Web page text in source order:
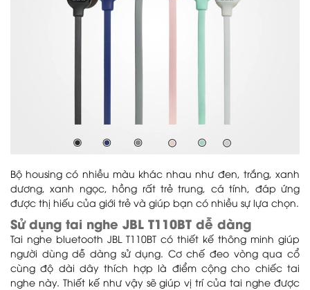
Bộ housing có nhiều màu khác nhau như đen, trắng, xanh
dương, xanh ngọc, hồng rất trẻ trung, cá tính, đáp ứng
được thị hiếu của giới trẻ và giúp bạn có nhiều sự lựa chọn.
Sử dụng tai nghe JBL T110BT dễ dàng
Tai nghe bluetooth JBL T110BT có thiết kế thông minh giúp
người dùng dễ dàng sử dụng. Cơ chế đeo vòng qua cổ
cùng độ dài dây thích hợp là điểm cộng cho chiếc tai
nghe này. Thiết kế như vậy sẽ giúp vị trí của tai nghe được